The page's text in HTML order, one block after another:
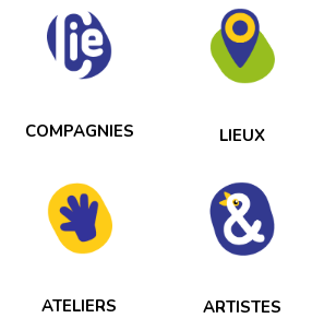
COMPAGNIES LIEUX
ATELIERS ARTISTES